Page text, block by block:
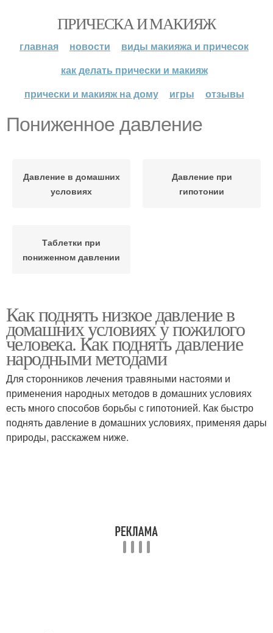
ПРИЧЕСКА И МАКИЯЖ
главная новости
виды макияжа и причесок
как делать прически и макияж
прически и макияж на дому
игры отзывы
Пониженное давление
Давление в домашних
условиях
Давление при
гипотонии
Таблетки при
пониженном давлении
Как поднять низкое давление в
домашних условиях у пожилого
человека. Как поднять давление
народными методами
Для сторонников лечения травяными настоями и
применения народных методов в домашних условиях
есть много способов борьбы с гипотонией. Как быстро
поднять давление в домашних условиях, применяя дары
природы, расскажем ниже.